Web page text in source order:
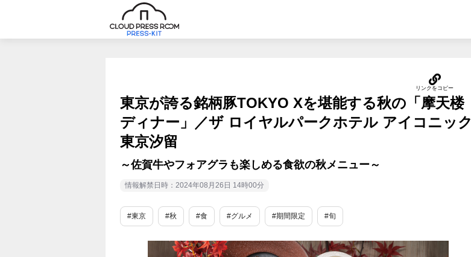
東京が誇る銘柄豚TOKYO Xを堪能する秋の「摩天楼
ディナー」／ザ ロイヤルパークホテル アイコニック
東京汐留
～佐賀牛やフォアグラも楽しめる食欲の秋メニュー～
情報解禁日時：2024年08月26日 14時00分
#東京 #秋 #食 #グルメ #期間限定 #旬